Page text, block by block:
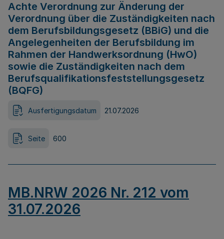
Achte Verordnung zur Änderung der
Verordnung über die Zuständigkeiten nach
dem Berufsbildungsgesetz (BBiG) und die
Angelegenheiten der Berufsbildung im
Rahmen der Handwerksordnung (HwO)
sowie die Zuständigkeiten nach dem
Berufsqualifikationsfeststellungsgesetz
(BQFG)
Ausfertigungsdatum 21.07.2026
Seite 600
MB.NRW 2026 Nr. 212 vom
31.07.2026